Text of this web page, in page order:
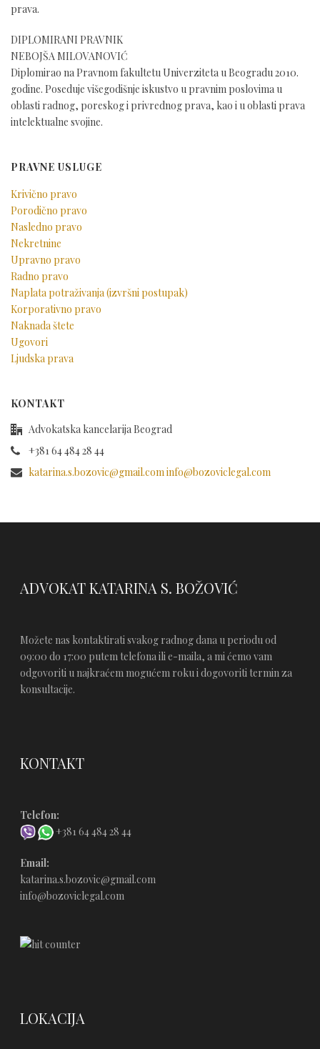
prava.
DIPLOMIRANI PRAVNIK
NEBOJŠA MILOVANOVIĆ
Diplomirao na Pravnom fakultetu Univerziteta u Beogradu 2010.
godine. Poseduje višegodišnje iskustvo u pravnim poslovima u
oblasti radnog, poreskog i privrednog prava, kao i u oblasti prava
intelektualne svojine.
PRAVNE USLUGE
Krivično pravo
Porodično pravo
Nasledno pravo
Nekretnine
Upravno pravo
Radno pravo
Naplata potraživanja (izvršni postupak)
Korporativno pravo
Naknada štete
Ugovori
Ljudska prava
KONTAKT
Advokatska kancelarija Beograd
+381 64 484 28 44
katarina.s.bozovic@gmail.com info@bozoviclegal.com
ADVOKAT KATARINA S. BOŽOVIĆ
Možete nas kontaktirati svakog radnog dana u periodu od
09:00 do 17:00 putem telefona ili e-maila, a mi ćemo vam
odgovoriti u najkraćem mogućem roku i dogovoriti termin za
konsultacije.
KONTAKT
Telefon:
+381 64 484 28 44
Email:
katarina.s.bozovic@gmail.com
info@bozoviclegal.com
LOKACIJA